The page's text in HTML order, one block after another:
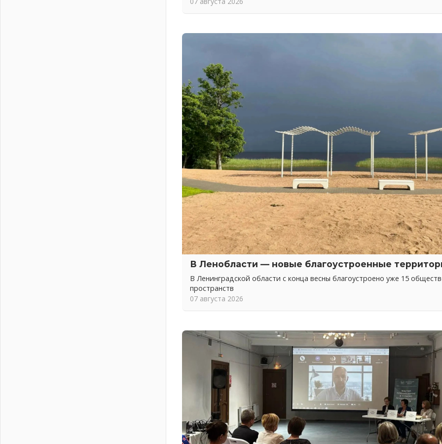
В Ленобласти — новые благоустроенные
В Ленинградской области с конца весны благоустроено уже 15
пространств
07 августа 2026